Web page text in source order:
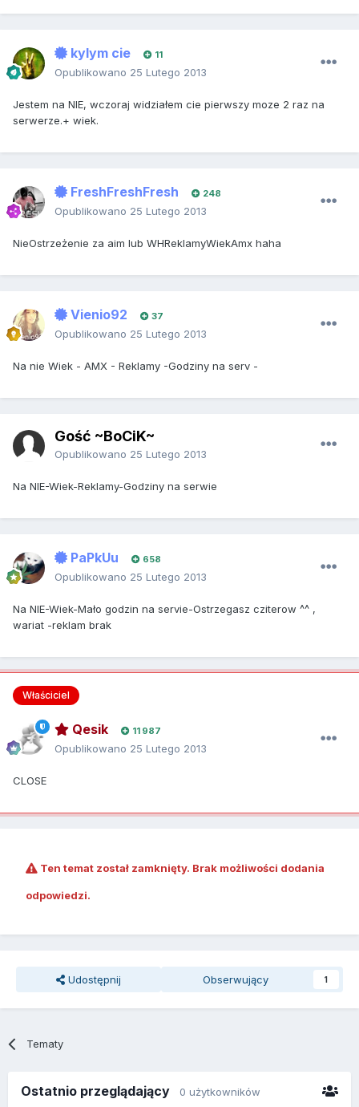
kylym cie 11
Opublikowano 25 Lutego 2013
Jestem na NIE, wczoraj widziałem cie pierwszy moze 2 raz na
serwerze.+ wiek.
FreshFreshFresh 248
Opublikowano 25 Lutego 2013
NieOstrzeżenie za aim lub WHReklamyWiekAmx haha
Vienio92 37
Opublikowano 25 Lutego 2013
Na nie Wiek - AMX - Reklamy -Godziny na serv -
Gość ~BoCiK~
Opublikowano 25 Lutego 2013
Na NIE-Wiek-Reklamy-Godziny na serwie
PaPkUu 658
Opublikowano 25 Lutego 2013
Na NIE-Wiek-Mało godzin na servie-Ostrzegasz cziterow ^^ ,
wariat -reklam brak
Właściciel
Qesik 11 987
Opublikowano 25 Lutego 2013
CLOSE
Ten temat został zamknięty. Brak możliwości dodania
odpowiedzi.
Udostępnij Obserwujący 1
Tematy
Ostatnio przeglądający 0 użytkowników